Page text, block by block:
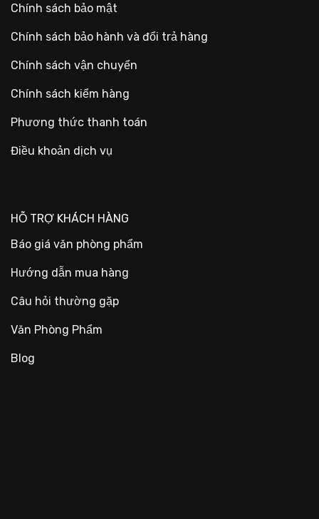
Chính sách bảo mật
Chính sách bảo hành và đổi trả hàng
Chính sách vận chuyển
Chính sách kiểm hàng
Phương thức thanh toán
Điều khoản dịch vụ
HỖ TRỢ KHÁCH HÀNG
Báo giá văn phòng phẩm
Hướng dẫn mua hàng
Câu hỏi thường gặp
Văn Phòng Phẩm
Blog